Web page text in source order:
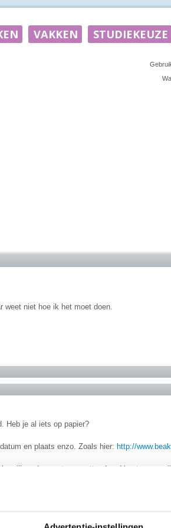
weet niet hoe ik het moet doen.
Heb je al iets op papier?
en plaats enzo. Zoals hier: http://
jij op de vacature geattendeerd bent en
die zij ook zelf benoemen in hun vacature,
dat blijkt.